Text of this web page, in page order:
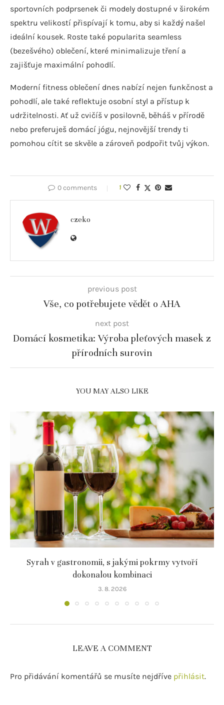
sportovních podprsenek či modely dostupné v širokém
spektru velikostí přispívají k tomu, aby si každý našel
ideální kousek. Roste také popularita seamless
(bezešvého) oblečení, které minimalizuje tření a
zajišťuje maximální pohodlí.
Moderní fitness oblečení dnes nabízí nejen funkčnost a
pohodlí, ale také reflektuje osobní styl a přístup k
udržitelnosti. Ať už cvičíš v posilovně, běháš v přírodě
nebo preferuješ domácí jógu, nejnovější trendy ti
pomohou cítit se skvěle a zároveň podpořit tvůj výkon.
0 comments 1
czeko
previous post
Vše, co potřebujete vědět o AHA
next post
Domácí kosmetika: Výroba pleťových masek z
přírodních surovin
YOU MAY ALSO LIKE
Syrah v gastronomii, s jakými pokrmy vytvoří
dokonalou kombinaci
3. 8. 2026
LEAVE A COMMENT
Pro přidávání komentářů se musíte nejdříve přihlásit.